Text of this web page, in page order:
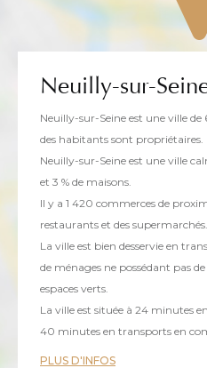
Neuilly-sur-
Neuilly-sur-Seine est une ville
des habitants sont propriétaires.
Neuilly-sur-Seine est une ville
et 3 % de maisons.
Il y a 1 420 commerces de
restaurants et des supermarchés.
La ville est bien desservie en
de ménages ne possédant pas
espaces verts.
La ville est située à 24 minutes
40 minutes en transports en
PLUS D'INFOS